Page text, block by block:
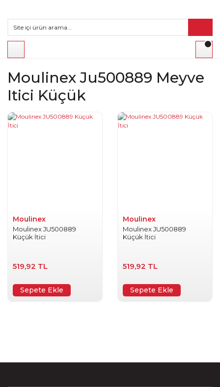
Moulinex Ju500889 Meyve
Itici Küçük
Moulinex
Moulinex JU500889
Küçük İtici
519,92 TL
Sepete Ekle
Moulinex
Moulinex JU500889
Küçük İtici
519,92 TL
Sepete Ekle